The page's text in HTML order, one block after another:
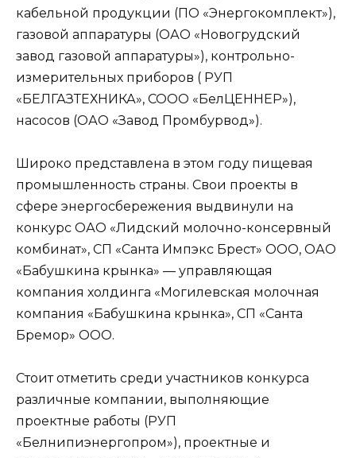
кабельной продукции (ПО «Энергокомплект»),
газовой аппаратуры (ОАО «Новогрудский
завод газовой аппаратуры»), контрольно-
измерительных приборов ( РУП
«БЕЛГАЗТЕХНИКА», СООО «БелЦЕННЕР»),
насосов (ОАО «Завод Промбурвод»).
Широко представлена в этом году пищевая
промышленность страны. Свои проекты в
сфере энергосбережения выдвинули на
конкурс ОАО «Лидский молочно-консервный
комбинат», СП «Санта Импэкс Брест» ООО, ОАО
«Бабушкина крынка» — управляющая
компания холдинга «Могилевская молочная
компания «Бабушкина крынка», СП «Санта
Бремор» ООО.
Стоит отметить среди участников конкурса
различные компании, выполняющие
проектные работы (РУП
«Белнипиэнергопром»), проектные и